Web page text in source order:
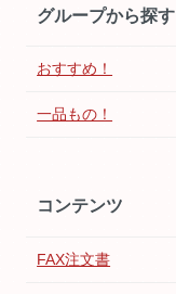
グループから探す
おすすめ！
一品もの！
コンテンツ
FAX注文書